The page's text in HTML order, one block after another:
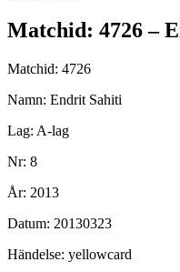
Matchid: 4726 –
Matchid: 4726
Namn: Endrit Sahiti
Lag: A-lag
Nr: 8
År: 2013
Datum: 20130323
Händelse: yellowcard